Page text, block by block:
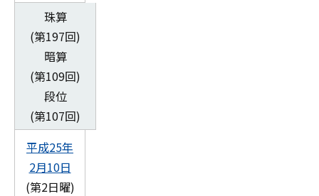
珠算
(第197回)
暗算
(第109回)
段位
(第107回)
平成25年
2月10日
(第2日曜)